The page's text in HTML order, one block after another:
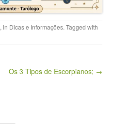
, in Dicas e Informações. Tagged with
Os 3 Tipos de Escorpianos; →